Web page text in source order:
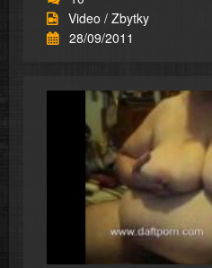
Video / Zbytky
28/09/2011